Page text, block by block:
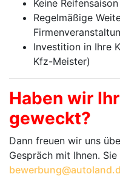
Keine Reifensaison
Regelmäßige
Investition in Ihre
Kfz-Meister)
Haben wir
geweckt?
Dann freuen wir uns
Gespräch mit Ihnen.